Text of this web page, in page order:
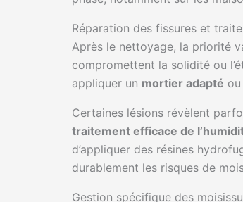
Réparation des fissures et
Après le nettoyage, la priorité
compromettent la solidité ou
appliquer un mortier adapté
Certaines lésions révèlent
traitement efficace de
d’appliquer des résines
durablement les risques de
Gestion spécifique des